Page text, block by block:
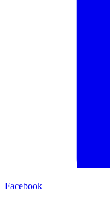
Facebook